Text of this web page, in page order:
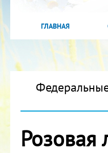
ГЛАВНАЯ
Розовая